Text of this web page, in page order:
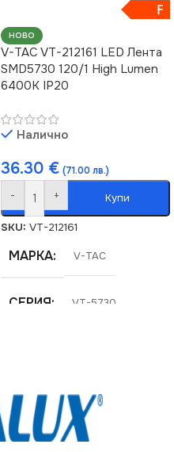
F
НОВО
V-TAC VT-212161 LED Лента
SMD5730 120/1 High Lumen
6400К IP20
Налично
36.30 € (71.00 лв.)
- + Купи
SKU: VT-212161
МАРКА V-TAC
СЕРИЯ VT-5730
НАПРЕЖЕНИЕ (V)
СТЕПЕН НА ЗАЩИТА